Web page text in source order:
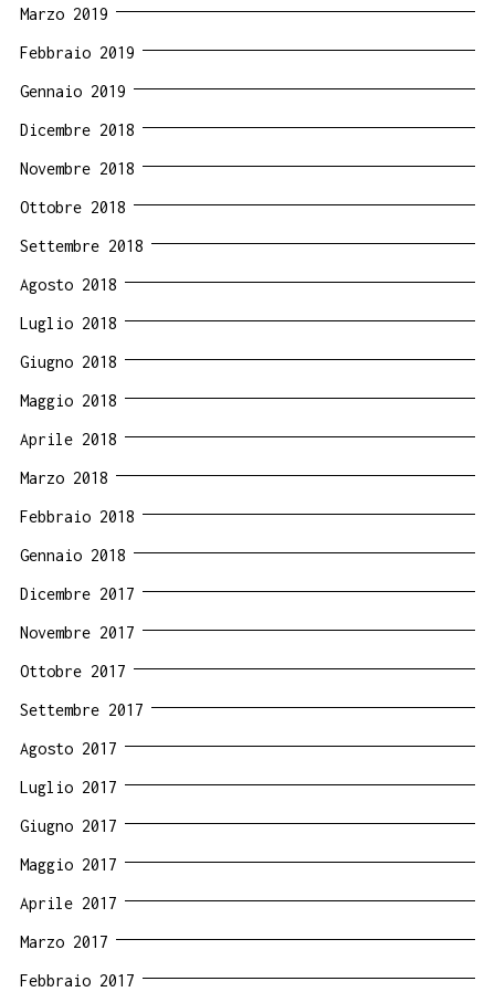
Marzo 2019
Febbraio 2019
Gennaio 2019
Dicembre 2018
Novembre 2018
Ottobre 2018
Settembre 2018
Agosto 2018
Luglio 2018
Giugno 2018
Maggio 2018
Aprile 2018
Marzo 2018
Febbraio 2018
Gennaio 2018
Dicembre 2017
Novembre 2017
Ottobre 2017
Settembre 2017
Agosto 2017
Luglio 2017
Giugno 2017
Maggio 2017
Aprile 2017
Marzo 2017
Febbraio 2017